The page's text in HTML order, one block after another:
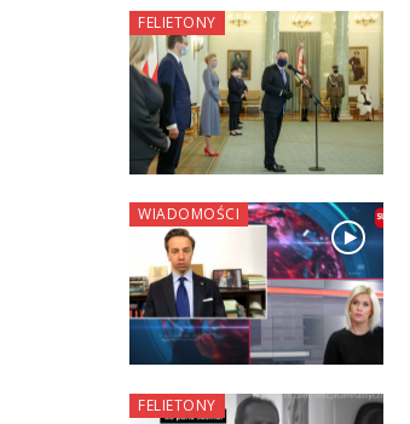
FELIETONY
WIADOMOŚCI
FELIETONY